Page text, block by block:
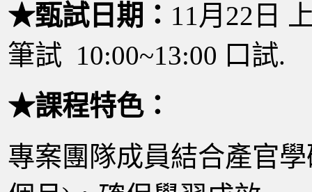
★甄試日期： 11月22日
筆試 10:00~13:00 口試.
★課程特色：
專案團隊成員結合產官